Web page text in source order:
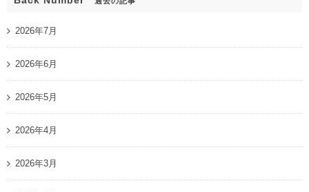
2026年7月
2026年6月
2026年5月
2026年4月
2026年3月